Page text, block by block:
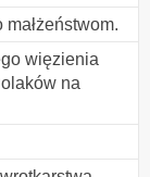
więzienia
na